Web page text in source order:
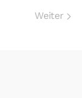
Weiter